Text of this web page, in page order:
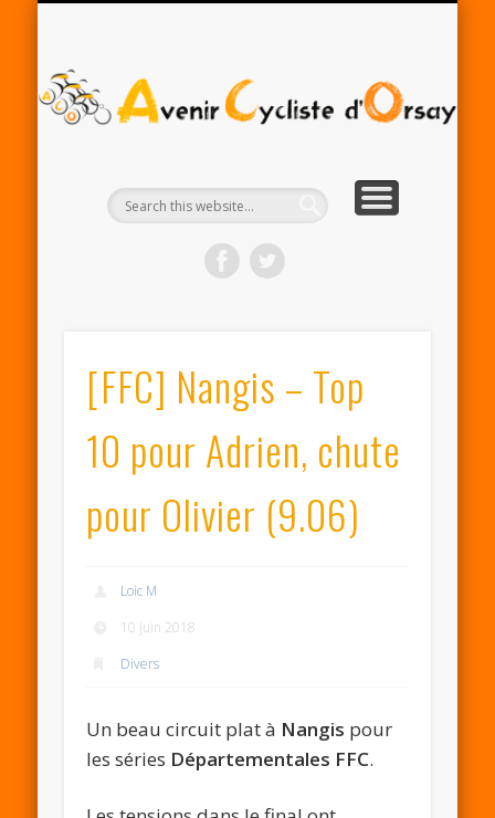
[FFC] Nangis – Top
10 pour Adrien, chute
pour Olivier (9.06)
Loic M
10 juin 2018
Divers
Un beau circuit plat à Nangis pour
les séries Départementales FFC.